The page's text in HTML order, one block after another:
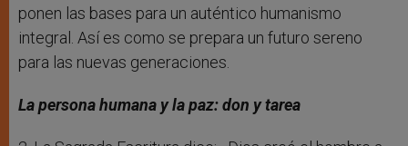
ponen las bases para un auténtico humanismo
integral. Así es como se prepara un futuro sereno
para las nuevas generaciones.
La persona humana y la paz: don y tarea